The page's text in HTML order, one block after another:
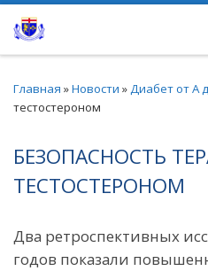
Перейти к содержимому
Главная »Новости »Диабет от А
тестостероном
БЕЗОПАСНОСТЬ
ТЕСТОСТЕРОНОМ
Два ретроспективных
годов показали